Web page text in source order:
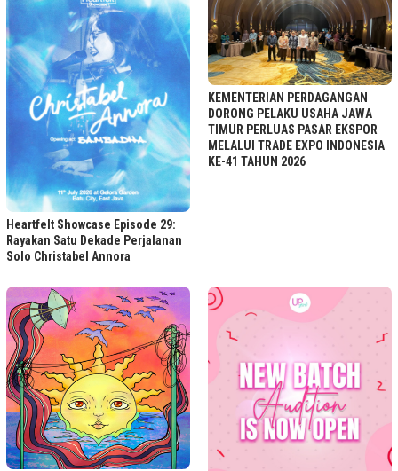
Heartfelt Showcase Episode 29:
Rayakan Satu Dekade Perjalanan
Solo Christabel Annora
KEMENTERIAN PERDAGANGAN
DORONG PELAKU USAHA JAWA
TIMUR PERLUAS PASAR EKSPOR
MELALUI TRADE EXPO INDONESIA
KE-41 TAHUN 2026